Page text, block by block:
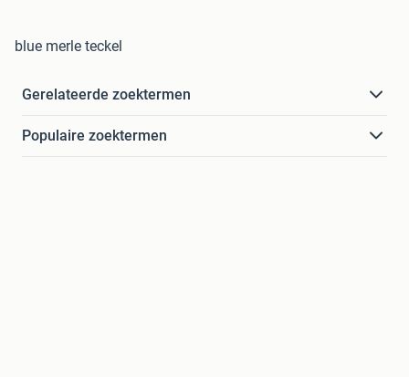
blue merle teckel
Gerelateerde zoektermen
Populaire zoektermen